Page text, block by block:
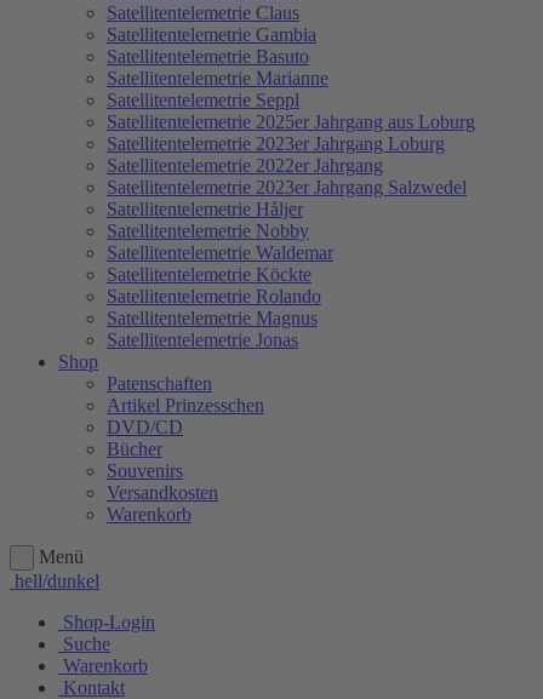
Satellitentelemetrie Claus
Satellitentelemetrie Gambia
Satellitentelemetrie Basuto
Satellitentelemetrie Marianne
Satellitentelemetrie Seppl
Satellitentelemetrie 2025er Jahrgang aus Loburg
Satellitentelemetrie 2023er Jahrgang Loburg
Satellitentelemetrie 2022er Jahrgang
Satellitentelemetrie 2023er Jahrgang Salzwedel
Satellitentelemetrie Håljer
Satellitentelemetrie Nobby
Satellitentelemetrie Waldemar
Satellitentelemetrie Köckte
Satellitentelemetrie Rolando
Satellitentelemetrie Magnus
Satellitentelemetrie Jonas
Shop
Patenschaften
Artikel Prinzesschen
DVD/CD
Bücher
Souvenirs
Versandkosten
Warenkorb
Menü
hell/dunkel
Shop-Login
Suche
Warenkorb
Kontakt